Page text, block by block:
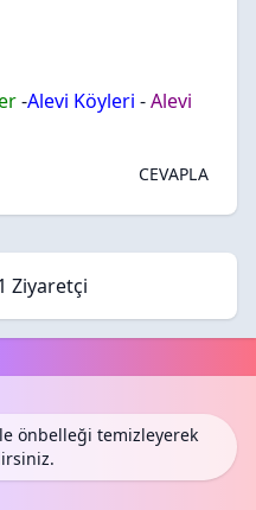
-Alevi Köyleri -Alevi
CEVAPLA
Ziyaretçi
önbelleği temizleyerek